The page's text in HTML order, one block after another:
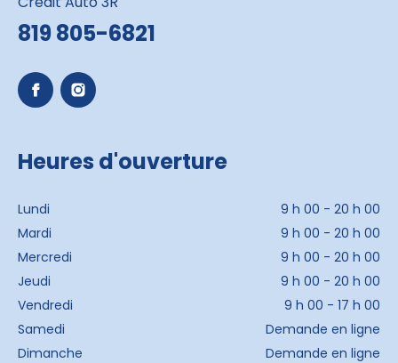
819 805-6821
Heures d'ouverture
Lundi
9 h 00 - 20 h 00
Mardi
9 h 00 - 20 h 00
Mercredi
9 h 00 - 20 h 00
Jeudi
9 h 00 - 20 h 00
Vendredi
9 h 00 - 17 h 00
Samedi
Demande en ligne
Dimanche
Demande en ligne